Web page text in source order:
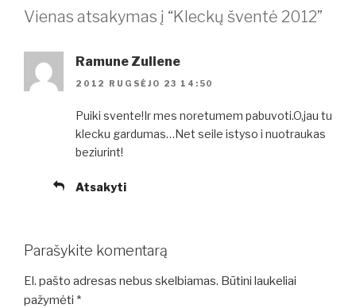
Vienas atsakymas į “Kleckų šventė 2012”
Ramune Zuliene
2012 RUGSĖJO 23 14:50
Puiki svente!Ir mes noretumem pabuvoti.O,jau tu
klecku gardumas…Net seile istyso i nuotraukas
beziurint!
Atsakyti
Parašykite komentarą
El. pašto adresas nebus skelbiamas. Būtini laukeliai
pažymėti *